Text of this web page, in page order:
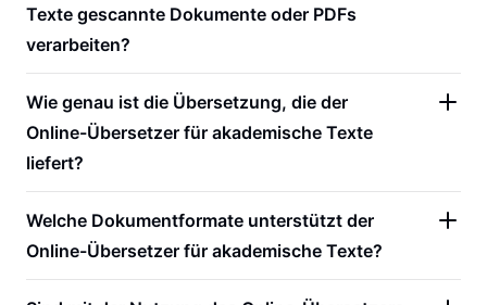
Texte gescannte Dokumente oder PDFs
verarbeiten?
Wie genau ist die Übersetzung, die der
Online-Übersetzer für akademische Texte
liefert?
Welche Dokumentformate unterstützt der
Online-Übersetzer für akademische Texte?